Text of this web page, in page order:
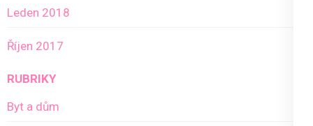
Leden 2018
Říjen 2017
RUBRIKY
Byt a dům